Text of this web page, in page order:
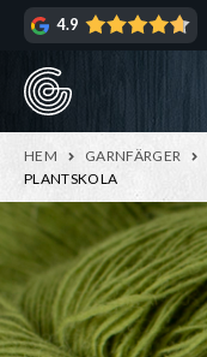
Hoppa
navigering
Hoppa
innehåll
4.9
HEM GARNFÄRGER
PLANTSKOLA